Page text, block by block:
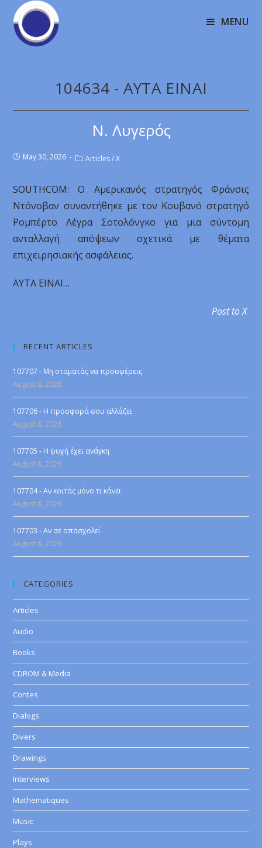
MENU
104634 - AYTA EINAI
Ν. Λυγερός
May 30, 2026 Articles / X
SOUTHCOM: Ο Αμερικανός στρατηγός Φράνσις
Ντόνοβαν συναντήθηκε με τον Κουβανό στρατηγό
Ρομπέρτο Λέγρα Σοτολόνγκο για μια σύντομη
ανταλλαγή απόψεων σχετικά με θέματα
επιχειρησιακής ασφάλειας.
AYTA EINAI…
Post to X
RECENT ARTICLES
107707 - Μη σταματάς να προσφέρεις
August 8, 2026
107706 - Η προσφορά σου αλλάζει
August 8, 2026
107705 - Η ψυχή έχει ανάγκη
August 8, 2026
107704 - Αν κοιτάς μόνο τι κάνει
August 8, 2026
107703 - Αν σε απασχολεί
August 8, 2026
CATEGORIES
Articles
Audio
Books
CDROM & Media
Contes
Dialogs
Divers
Drawings
Interviews
Mathematiques
Music
Plays